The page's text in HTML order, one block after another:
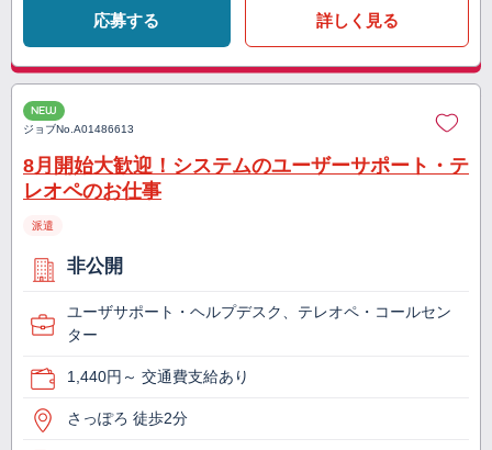
応募する 詳しく見る
NEW
ジョブNo.A01486613
8月開始大歓迎！システムのユーザーサポート・テ
レオペのお仕事
派遣
非公開
ユーザサポート・ヘルプデスク、テレオペ・コールセン
ター
1,440円～ 交通費支給あり
さっぽろ 徒歩2分